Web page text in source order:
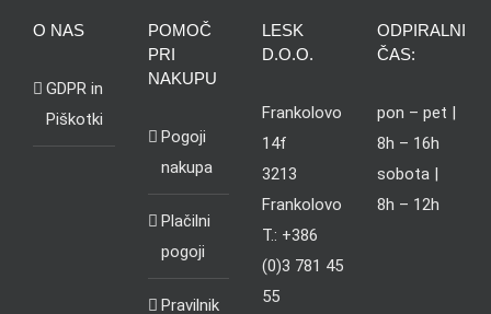
O NAS
GDPR in
Piškotki
POMOČ
PRI
NAKUPU
Pogoji
nakupa
Plačilni
pogoji
Pravilnik
LESK
D.O.O.
Frankolovo
14f
3213
Frankolovo
T.: +386
(0)3 781 45
55
ODPIRALNI
ČAS:
pon – pet |
8h – 16h
sobota |
8h – 12h